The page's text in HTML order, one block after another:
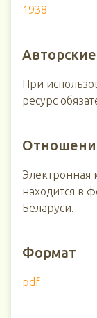
1938
При
ресурс
Электронная
находится в
Беларуси.
Формат
pdf